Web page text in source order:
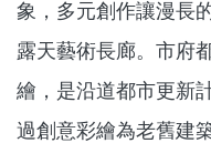
象，多元創作讓漫長
露天藝術長廊。市府
繪，是沿道都市更新
過創意彩繪為老舊建